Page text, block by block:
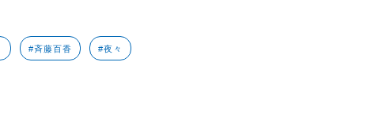
#斉藤百香 #夜々